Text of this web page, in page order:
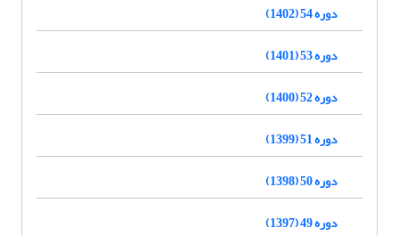
دوره 54 (1402)
دوره 53 (1401)
دوره 52 (1400)
دوره 51 (1399)
دوره 50 (1398)
دوره 49 (1397)